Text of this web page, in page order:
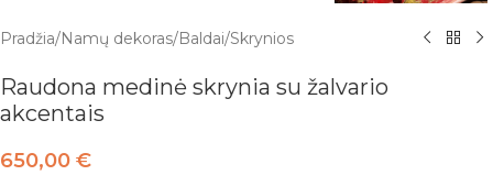
Pradžia/Namų dekoras/Baldai/Skrynios
Raudona medinė skrynia su žalvario
akcentais
650,00 €